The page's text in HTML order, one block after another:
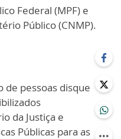
Federal (MPF) e
Público (CNMP).
de pessoas disque
da Justiça e
Públicas para as